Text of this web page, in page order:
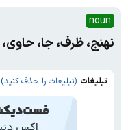
noun
نهنج، ظرف، جا،
تبلیغات (تبلیغات را حذف کنید)